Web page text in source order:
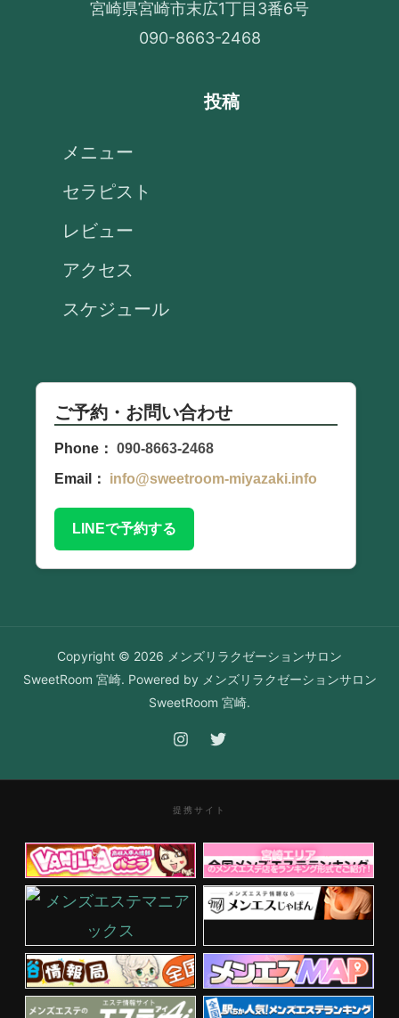
宮崎県宮崎市末広1丁目3番6号
090-8663-2468
投稿
メニュー
セラピスト
レビュー
アクセス
スケジュール
ご予約・お問い合わせ
Phone： 090-8663-2468
Email：
info@sweetroom-miyazaki.info
LINEで予約する
Copyright © 2026 メンズリラクゼーションサロン
SweetRoom 宮崎. Powered by メンズリラクゼーションサロン
SweetRoom 宮崎.
提携サイト